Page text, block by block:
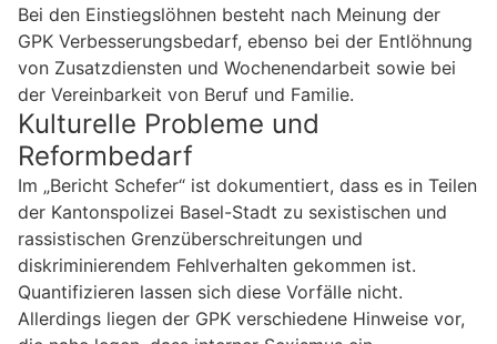
Bei den Einstiegslöhnen besteht nach Meinung der
GPK Verbesserungsbedarf, ebenso bei der Entlöhnung
von Zusatzdiensten und Wochenendarbeit sowie bei
der Vereinbarkeit von Beruf und Familie.
Kulturelle Probleme und
Reformbedarf
Im „Bericht Schefer“ ist dokumentiert, dass es in Teilen
der Kantonspolizei Basel-Stadt zu sexistischen und
rassistischen Grenzüberschreitungen und
diskriminierendem Fehlverhalten gekommen ist.
Quantifizieren lassen sich diese Vorfälle nicht.
Allerdings liegen der GPK verschiedene Hinweise vor,